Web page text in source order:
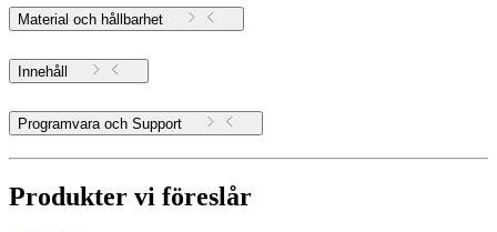
Material och hållbarhet
Innehåll
Programvara och Support
Produkter vi föreslår